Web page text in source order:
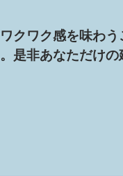
クワク感を味わ
是非あなただけ